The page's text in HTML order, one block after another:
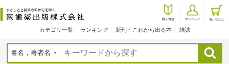
カテゴリ一覧 ランキング 新刊・これから出る本 雑誌
検索